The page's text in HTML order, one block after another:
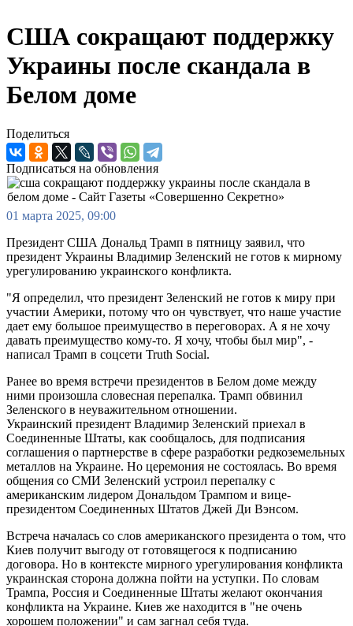
США сокращают поддержку
Украины после скандала в
Белом доме
Поделиться
Подписаться на обновления
01 марта 2025, 09:00
Президент США Дональд Трамп в пятницу заявил, что
президент Украины Владимир Зеленский не готов к мирному
урегулированию украинского конфликта.
"Я определил, что президент Зеленский не готов к миру при
участии Америки, потому что он чувствует, что наше участие
дает ему большое преимущество в переговорах. А я не хочу
давать преимущество кому-то. Я хочу, чтобы был мир", -
написал Трамп в соцсети Truth Social.
Ранее во время встречи президентов в Белом доме между
ними произошла словесная перепалка. Трамп обвинил
Зеленского в неуважительном отношении.
Украинский президент Владимир Зеленский приехал в
Соединенные Штаты, как сообщалось, для подписания
соглашения о партнерстве в сфере разработки редкоземельных
металлов на Украине. Но церемония не состоялась. Во время
общения со СМИ Зеленский устроил перепалку с
американским лидером Дональдом Трампом и вице-
президентом Соединенных Штатов Джей Ди Вэнсом.
Встреча началась со слов американского президента о том, что
Киев получит выгоду от готовящегося к подписанию
договора. Но в контексте мирного урегулирования конфликта
украинская сторона должна пойти на уступки. По словам
Трампа, Россия и Соединенные Штаты желают окончания
конфликта на Украине. Киев же находится в "не очень
хорошем положении" и сам загнал себя туда.